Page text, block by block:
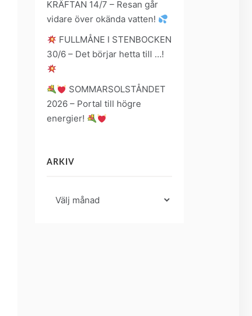
KRÄFTAN 14/7 – Resan går
vidare över okända vatten!
FULLMÅNE I STENBOCKEN
30/6 – Det börjar hetta till …!
SOMMARSOLSTÅNDET
2026 – Portal till högre
energier!
ARKIV